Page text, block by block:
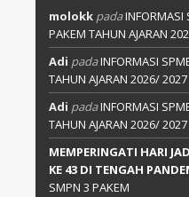
molokkpadaINFORMASI
PAKEM TAHUN AJARAN
Adi padaINFORMASI
TAHUN AJARAN 2026/ 2027
Adi padaINFORMASI
TAHUN AJARAN 2026/ 2027
MEMPERINGATI HARI
KE 43 DI TENGAH
SMPN 3 PAKEM